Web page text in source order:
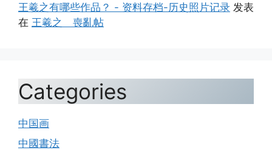
王羲之有哪些作品？ - 资料存档-历史照片记录 发表
在 王羲之 喪亂帖
Categories
中国画
中國書法